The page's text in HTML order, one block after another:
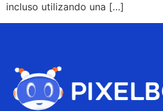
incluso utilizando una […]